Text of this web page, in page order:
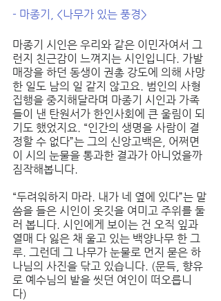
- 마종기, <나무가 있는 풍경>
마종기 시인은 우리와 같은 이민자여서 그
런지 친근감이 느껴지는 시인입니다. 가발
매장을 하던 동생이 권총 강도에 의해 사망
한 일도 남의 일 같지 않고요. 범인의 사형
집행을 중지해달라며 마종기 시인과 가족
들이 낸 탄원서가 한인사회에 큰 울림이 되
기도 했었지요. “인간의 생명을 사람이 결
정할 수 없다”는 그의 신앙고백은, 어쩌면
이 시의 눈물을 통과한 결과가 아니었을까
짐작해봅니다.
“두려워하지 마라. 내가 네 옆에 있다”는 말
씀을 들은 시인이 옷깃을 여미고 주위를 둘
러 봅니다. 시인에게 보이는 건 오직 잎과
열매 다 잃은 채 울고 있는 백양나무 한 그
루. 그런데 그 나무가 눈물로 먼지 묻은 하
나님의 사진을 닦고 있습니다. (문득, 향유
로 예수님의 발을 씻던 여인이 떠오릅니
다)